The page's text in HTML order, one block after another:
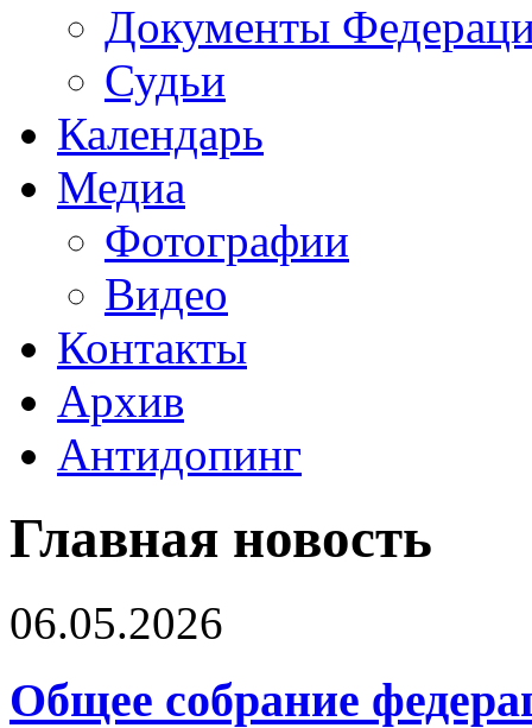
Документы
Судьи
Календарь
Медиа
Фотографии
Видео
Контакты
Архив
Антидопинг
Главная новость
06.05.2026
Общее собрание